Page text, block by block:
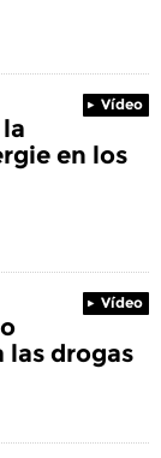
Vídeo
en los
Vídeo
las drogas